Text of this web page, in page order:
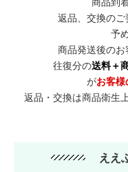
商品到
返品、交換のご
予
商品発送後のお
往復分の送料＋
がお客
返品・交換は商品衛生
ええ